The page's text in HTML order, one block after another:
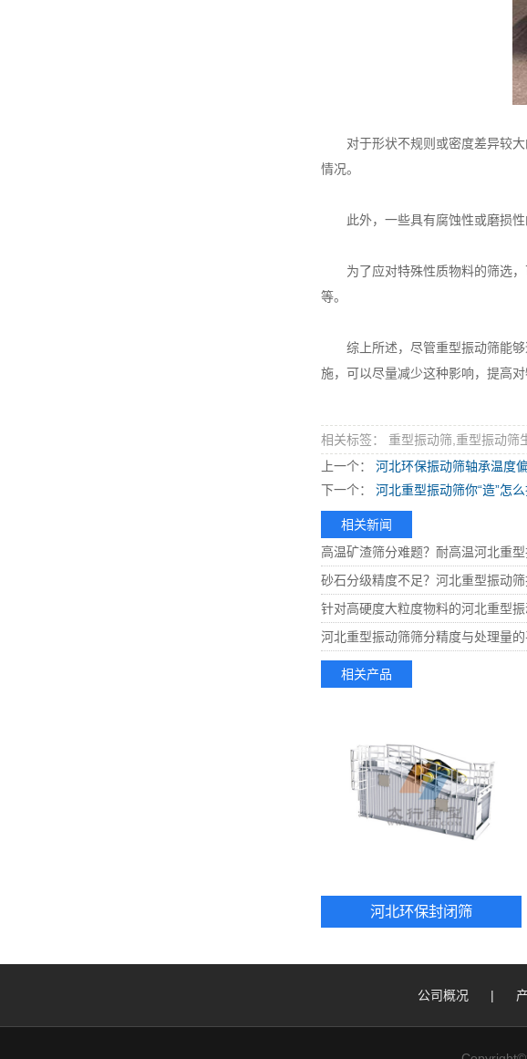
对于形状不规则或密度差异较大
情况。
此外，一些具有腐蚀性或磨损性
为了应对特殊性质物料的筛选，
等。
综上所述，尽管重型振动筛能够
施，可以尽量减少这种影响，提高对
相关标签： 重型振动筛,重型振动筛
上一个：
河北环保振动筛轴承温度
下一个：
河北重型振动筛你“造”怎么
相关新闻
高温矿渣筛分难题？耐高温河北重
砂石分级精度不足？河北重型振动
针对高硬度大粒度物料的河北重型
河北重型振动筛筛分精度与处理量
相关产品
河北环保封闭筛
公司概况 |